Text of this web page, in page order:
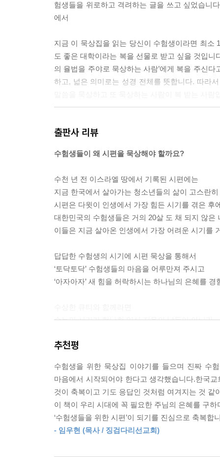
험생들을 위로하고 격려하는 글을 쓰고 싶었습니
에서
지금 이 묵상집을 읽는 당신이 수험생이라면 최소
도 좋은 대학이라는 복을 선물로 받고 싶을 것입
의 율법을 주야로 묵상하는 사람’에게 복을 주신
하고, 넓은 의미로는 성경 전체를 뜻합니다. 따라
던 친구와 교제하게 될 때일 것입니다. 생각지 않
참된 행복은 오직 하나님으로부터 오는 것임을
수험생들에게 언제 큰 슬럼프와 위기가 찾아오는
하면서 실제적인 어려움을 겪게 됩니다. ‘내가 갈
힘들어집니다. 이때 많은 학생이 친구들과 함께
요한 것은 무엇일까요? 시편 43편 3-4절은 정답을
이 아픔과 어려움을 극복하기 위해 필요한 가장 큰
다윗은 믿음의 사람이었고, 늘 기도하는 사람이
에 비교했을까요? 이때 다윗이 취한 행동은 8절
들어서 그냥 운 것이 아니라 하나님을 향해서 울
준의 대학을 가야 한다는 기대의 짐이 있습니다.
무거운 짐을 날마다 져주신다고 말해줍니다. 하
고 애쓰십니다. _p. 128
감사는 멀리 있지 않고, 특별한 데 있지도 않습니
존재는 가장 큰 감사 제목입니다. 하지만 우리는
님이 가까이 계심을 체험하면서 감사를 하고 있
출판사 리뷰
수험생들이 왜 시편을 묵상해야 할까요?
수천 년 전 이스라엘 땅에서 기록된 시편에는
지금 한국에서 살아가는 청소년들의 삶이 고스란
시편은 다윗이 인생에서 가장 힘든 시기를 겪은 후
대한민국의 수험생들은 거의 20살 도 채 되지 않은
이들은 지금 살아온 인생에서 가장 어려운 시기를
답답한 수험생의 시기에 시편 묵상을 통해서
‘토닥토닥’ 수험생들의 마음을 어루만져 주시고
‘아자아자’ 새 힘을 허락하시는 하나님의 은혜를 경
수능의 시기가 험난한 입시 지옥의 날들이 아니라
* 제목 : 제목만 읽어도 하나님의 말씀이 떠올라요!
* 본문 : 수험생 맞춤형으로 시편을 묵상하며
하나님과 동행하는 기쁨을 누립니다.
* 기도문 : 짧지만 깊이 있는 세 줄 기도로 마음을
* 나의 기도 : 나의 세 줄 기도제목을 적습니다.
추천평
수험생을 위한 묵상집 이야기를 들으며 진짜 수
마음에서 시작되어야 한다고 생각했습니다.한국
것이 축복이고 기도 응답인 것처럼 여겨지는 것 같
이 책이 우리 시대에 꼭 필요한 주님의 은혜를 구
‘수험생들을 위한 시편’이 되기를 진심으로 축복합
- 임우현 (목사 / 징검다리선교회)